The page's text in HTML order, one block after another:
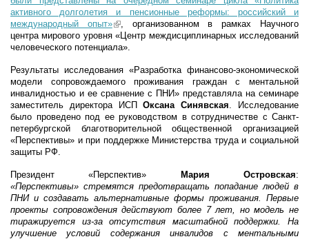
активного долголетия и пенсионные реформы: российский и
международный опыт»(link is external)
, организованном в рамках Научного
центра мирового уровня «Центр междисциплинарных исследований
человеческого потенциала».
Результаты исследования «Разработка финансово-экономической
модели сопровождаемого проживания граждан с ментальной
инвалидностью и ее сравнение с ПНИ» представляла на семинаре
заместитель директора ИСПОксана Синявская. Исследование
было проведено под ее руководством в сотрудничестве с Санкт-
петербургской благотворительной общественной организацией
«Перспективы» и при поддержке Министерства труда и социальной
защиты РФ.
Президент «Перспектив» Мария Островская:
«Перспективы» стремятся предотвращать попадание людей в
ПНИ и создавать альтернативные формы проживания. Первые
проекты сопровождения действуют более 7 лет, но модель не
тиражируется из-за отсутствия масштабной поддержки. На
улучшение условий содержания инвалидов с ментальными